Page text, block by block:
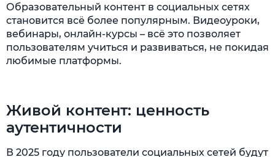
Образовательный контент в социальных сетях
становится всё более популярным. Видеоуроки,
вебинары, онлайн-курсы – всё это позволяет
пользователям учиться и развиваться, не покидая
любимые платформы.
Живой контент: ценность
аутентичности
В 2025 году пользователи социальных сетей будут